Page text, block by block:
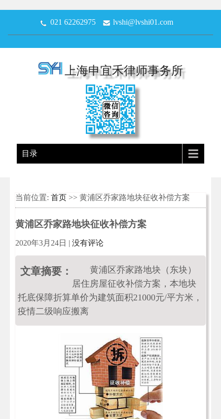
021 62262975 lvshi@lvshi01.com
上海申宜禾律师事务所
目录
当前位置: 首页 >> 黄浦区乔家路地块征收补偿方案
黄浦区乔家路地块征收补偿方案
2020年3月24日 | 没有评论
文章摘要：
黄浦区乔家路地块（东块）
居住房屋征收补偿方案，本地块
托底保障折算单价为建筑面积21000元/平方米，
疫情二级响应搬离